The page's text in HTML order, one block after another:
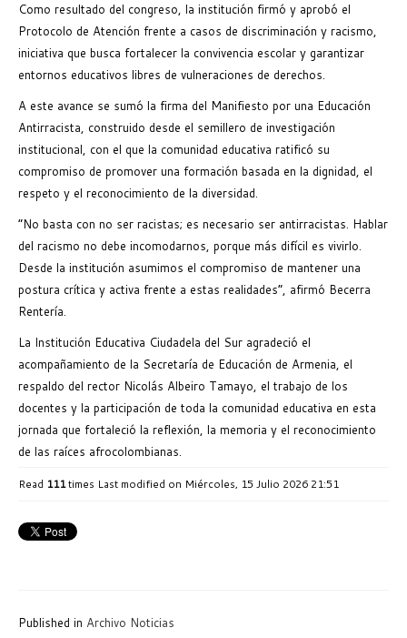
Como resultado del congreso, la institución firmó y aprobó el
Protocolo de Atención frente a casos de discriminación y racismo,
iniciativa que busca fortalecer la convivencia escolar y garantizar
entornos educativos libres de vulneraciones de derechos.
A este avance se sumó la firma del Manifiesto por una Educación
Antirracista, construido desde el semillero de investigación
institucional, con el que la comunidad educativa ratificó su
compromiso de promover una formación basada en la dignidad, el
respeto y el reconocimiento de la diversidad.
“No basta con no ser racistas; es necesario ser antirracistas. Hablar
del racismo no debe incomodarnos, porque más difícil es vivirlo.
Desde la institución asumimos el compromiso de mantener una
postura crítica y activa frente a estas realidades”, afirmó Becerra
Rentería.
La Institución Educativa Ciudadela del Sur agradeció el
acompañamiento de la Secretaría de Educación de Armenia, el
respaldo del rector Nicolás Albeiro Tamayo, el trabajo de los
docentes y la participación de toda la comunidad educativa en esta
jornada que fortaleció la reflexión, la memoria y el reconocimiento
de las raíces afrocolombianas.
Read 111times Last modified on Miércoles, 15 Julio 2026 21:51
Published in Archivo Noticias